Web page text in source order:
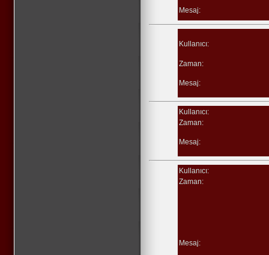
Mesaj:
Kullanıcı:
Zaman:
Mesaj:
Kullanıcı:
Zaman:
Mesaj:
Kullanıcı:
Zaman:
Mesaj: